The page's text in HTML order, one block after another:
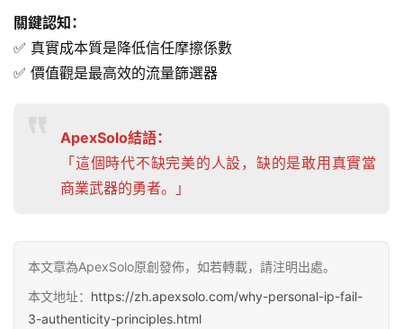
關鍵認知：
✅ 真實成本質是降低信任摩擦係數
✅ 價值觀是最高效的流量篩選器
ApexSolo結語：
「這個時代不缺完美的人設，缺的是敢用真實當
商業武器的勇者。」
本文章為ApexSolo原創發佈，如若轉載，請注明出處。
本文地址： https://zh.apexsolo.com/why-personal-ip-fail-
3-authenticity-principles.html